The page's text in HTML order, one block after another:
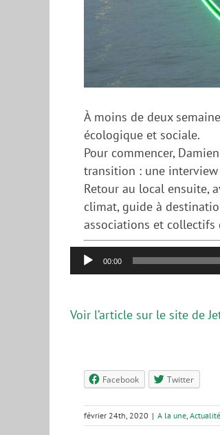
À moins de deux
écologique et sociale.
Pour commencer,
transition : une interview
Retour au local ensuite,
climat, guide à
associations et collectifs
Lecteur
audio
00:00
Voir l’article sur le site de
Facebook Twitter
février 24th, 2020 | A la une,